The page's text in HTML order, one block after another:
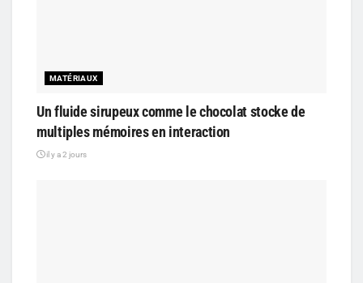
MATÉRIAUX
Un fluide sirupeux comme le chocolat stocke de
multiples mémoires en interaction
il y a 2 jours